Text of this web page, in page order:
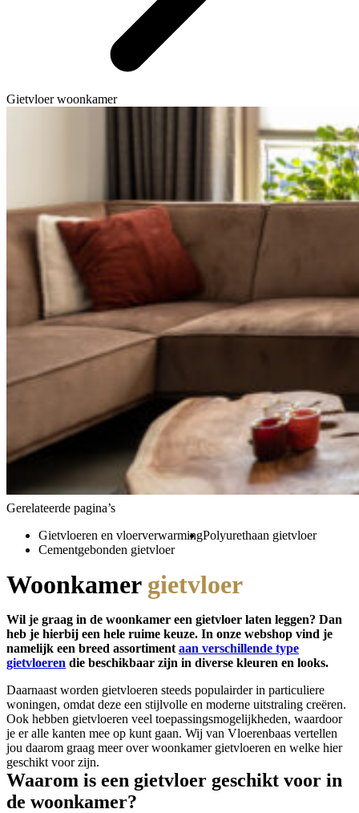
Gietvloer woonkamer
Gerelateerde pagina’s
Gietvloeren en vloerverwarmingPolyurethaan gietvloer
Cementgebonden gietvloer
Woonkamergietvloer
Wil je graag in de woonkamer een gietvloer laten leggen? Dan
heb je hierbij een hele ruime keuze. In onze webshop vind je
namelijk een breed assortiment aan verschillende type
gietvloeren die beschikbaar zijn in diverse kleuren en looks.
Daarnaast worden gietvloeren steeds populairder in particuliere
woningen, omdat deze een stijlvolle en moderne uitstraling creëren.
Ook hebben gietvloeren veel toepassingsmogelijkheden, waardoor
je er alle kanten mee op kunt gaan. Wij van Vloerenbaas vertellen
jou daarom graag meer over woonkamer gietvloeren en welke hier
geschikt voor zijn.
Waarom is een gietvloer geschikt voor in
de woonkamer?